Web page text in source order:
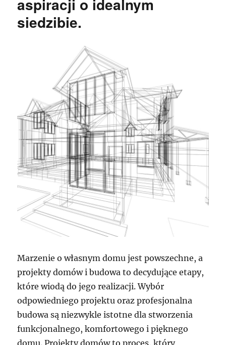
aspiracji o idealnym
siedzibie.
Marzenie o własnym domu jest powszechne, a
projekty domów i budowa to decydujące etapy,
które wiodą do jego realizacji. Wybór
odpowiedniego projektu oraz profesjonalna
budowa są niezwykle istotne dla stworzenia
funkcjonalnego, komfortowego i pięknego